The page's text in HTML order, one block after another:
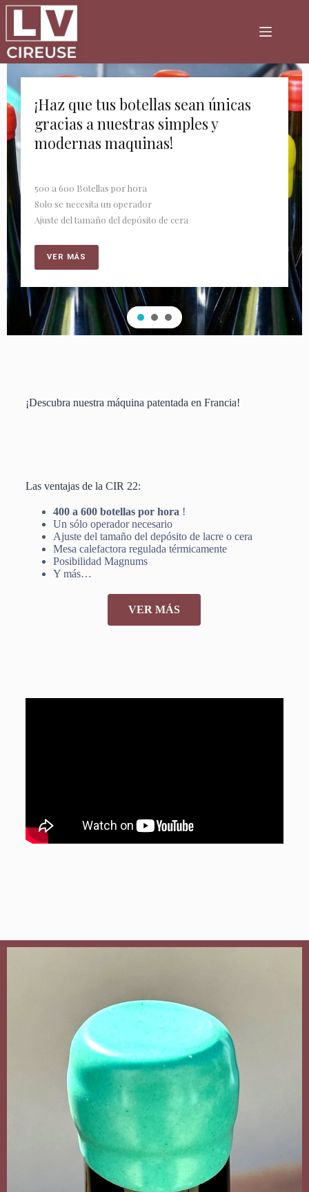
¡Haz que tus botellas sean únicas
gracias a nuestras simples y
modernas maquinas!
500 a 600 Botellas por hora
Solo se necesita un operador
Ajuste del tamaño del depósito de cera
VER MÁS
¡Descubra nuestra máquina patentada en Francia!
Las ventajas de la CIR 22:
400 a 600 botellas por hora !
Un sólo operador necesario
Ajuste del tamaño del depósito de lacre o cera
Mesa calefactora regulada térmicamente
Posibilidad Magnums
Y más…
VER MÁS